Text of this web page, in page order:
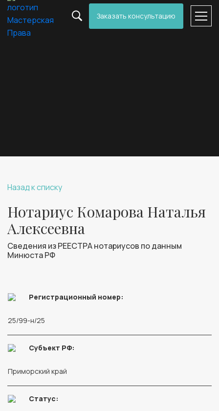
Заказать консультацию
Назад к списку
Нотариус Комарова Наталья
Алексеевна
Сведения из РЕЕСТРА нотариусов по данным
Минюста РФ
Регистрационный номер:
25/99-н/25
Субъект РФ:
Приморский край
Статус: